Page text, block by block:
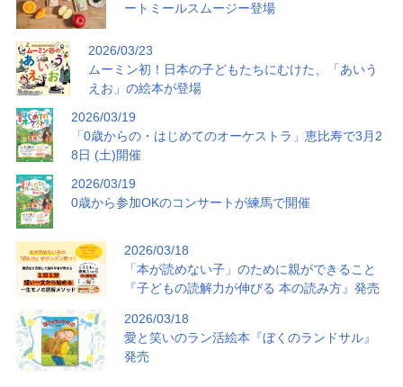
ートミールスムージー登場
2026/03/23
ムーミン初！日本の子どもたちにむけた、「あいう
えお」の絵本が登場
2026/03/19
「0歳からの・はじめてのオーケストラ」恵比寿で3月2
8日 (土)開催
2026/03/19
0歳から参加OKのコンサートが練馬で開催
2026/03/18
「本が読めない子」のために親ができること
『子どもの読解力が伸びる 本の読み方』発売
2026/03/18
愛と笑いのラン活絵本『ぼくのランドサル』
発売